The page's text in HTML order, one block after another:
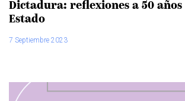
Dictadura: reflexiones a 50 años
Estado
7 Septiembre 2023